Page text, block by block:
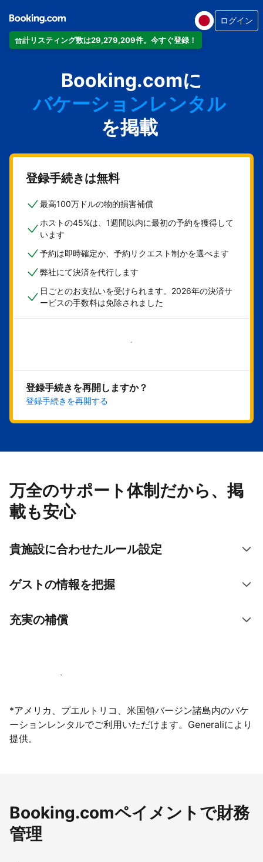
合計リスティング数は29,279,209件。今すぐ登録！
ログイン
Booking.comに
アパートメント
ホテル
バケーションレンタル
ゲストハウス
旅館
を掲載
登録手続きは無料
最高100万ドルの物的損害補償
ホストの45%は、1週間以内に最初の予約を獲得して
います
予約は即時確定か、予約リクエスト制かを選べます
弊社にて決済を代行します
日ごとのお支払いを受けられます。2026年の決済サ
ービスの手数料は免除されました
今すぐ始める
登録手続きを再開しますか？
登録手続きを再開する
万全のサポート体制だから、掲
載も安心
貴施設に合わせたルール設定
ゲストの情報を把握
充実の補償
今すぐ掲載登録する
*アメリカ、プエルトリコ、米国領バージン諸島内のバケ
ーションレンタルでご利用いただけます。Generaliにより
提供。
Booking.comペイメントで財務
管理